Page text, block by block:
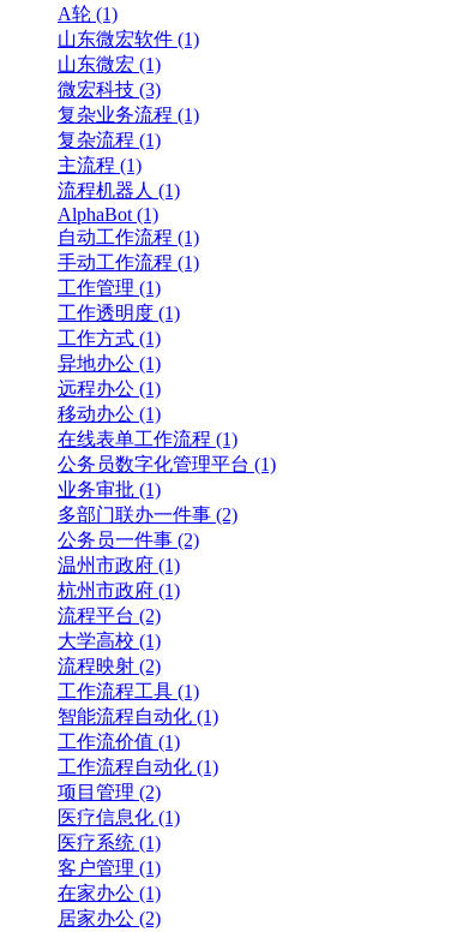
A轮 (1)
山东微宏软件 (1)
山东微宏 (1)
微宏科技 (3)
复杂业务流程 (1)
复杂流程 (1)
主流程 (1)
流程机器人 (1)
AlphaBot (1)
自动工作流程 (1)
手动工作流程 (1)
工作管理 (1)
工作透明度 (1)
工作方式 (1)
异地办公 (1)
远程办公 (1)
移动办公 (1)
在线表单工作流程 (1)
公务员数字化管理平台 (1)
业务审批 (1)
多部门联办一件事 (2)
公务员一件事 (2)
温州市政府 (1)
杭州市政府 (1)
流程平台 (2)
大学高校 (1)
流程映射 (2)
工作流程工具 (1)
智能流程自动化 (1)
工作流价值 (1)
工作流程自动化 (1)
项目管理 (2)
医疗信息化 (1)
医疗系统 (1)
客户管理 (1)
在家办公 (1)
居家办公 (2)